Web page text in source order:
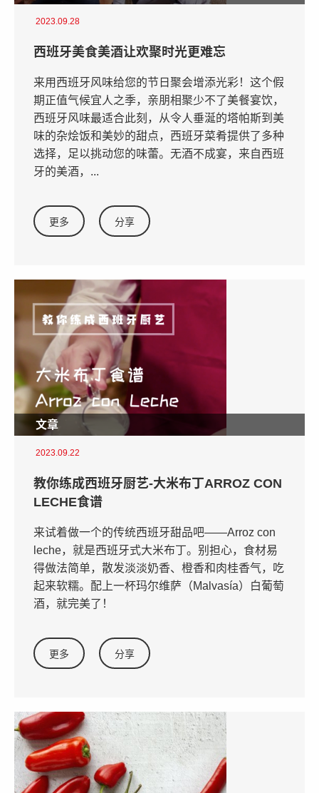
2023.09.28
西班牙美食美酒让欢聚时光更难忘
来用西班牙风味给您的节日聚会增添光彩！这个假
期正值气候宜人之季，亲朋相聚少不了美餐宴饮，
西班牙风味最适合此刻，从令人垂涎的塔帕斯到美
味的杂烩饭和美妙的甜点，西班牙菜肴提供了多种
选择，足以挑动您的味蕾。无酒不成宴，来自西班
牙的美酒，...
更多 分享
文章
2023.09.22
教你练成西班牙厨艺-大米布丁ARROZ CON
LECHE食谱
来试着做一个的传统西班牙甜品吧——Arroz con
leche，就是西班牙式大米布丁。别担心，食材易
得做法简单，散发淡淡奶香、橙香和肉桂香气，吃
起来软糯。配上一杯玛尔维萨（Malvasía）白葡萄
酒，就完美了！
更多 分享